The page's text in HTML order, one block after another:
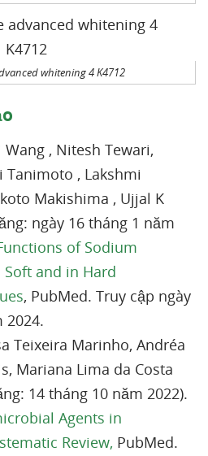
whitening 4 K4712
Wang , Nitesh Tewari,
Tanimoto , Lakshmi
Makishima , Ujjal K
ngày 16 tháng 1 năm
of Sodium
Soft and in Hard
, PubMed. Truy cập ngày
2024.
Teixeira Marinho, Andréa
Mariana Lima da Costa
14 tháng 10 năm 2022).
Agents in
Review, PubMed.